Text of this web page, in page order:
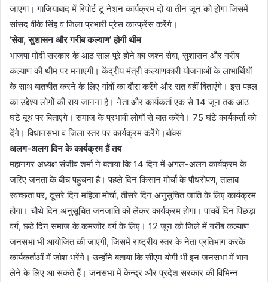
जाएगा। गाजियाबाद में रिपोर्ट टू नेशन कार्यक्रम दो या तीन जून को होगा जिसमें
सांसद वीके सिंह व जिला प्रभारी प्रेस कान्फ्रेंस करेंगे।
‘सेवा, सुशासन और गरीब कल्याण’ होगी थीम
भाजपा मोदी सरकार के आठ साल पूरे होने का जश्न सेवा, सुशासन और गरीब
कल्याण की थीम पर मनाएगी। केंद्रीय मंत्री कल्याणकारी योजनाओं के लाभार्थियों
के साथ बातचीत करने के लिए गांवों का दौरा करेंगे और रात वहीं बिताएंगे। इस पहल
का उद्देश्य लोगों की राय जानना है। नेता और कार्यकर्ता एक से 14 जून तक आठ
घटे बूथ पर बिताएंगे। समाज के प्रभावी लोगों से बात करेंगे। 75 घंटे कार्यकर्ता को
देंगे। विधानसभा व जिला स्तर पर कार्यक्रम करेंगे।बॉक्स
अलग-अलग दिन के कार्यक्रम हैं तय
महानगर अध्यक्ष संजीव शर्मा ने बताया कि 14 दिन में अगल-अलग कार्यक्रम के
जरिए जनता के बीच पहुंचना है। पहले दिन किसान मोर्चा के पौधरोपण, तालाब
स्वच्छता पर, दूसरे दिन महिला मोर्चा, तीसरे दिन अनुसूचित जाति के लिए कार्यक्रम
होगा। चौथे दिन अनुसूचित जनजाति को लेकर कार्यक्रम होगा। पांचवें दिन पिछड़ा
वर्ग, छठे दिन समाज के कमजोर वर्ग के लिए। 12 जून को जिले में गरीब कल्याण
जनसभा भी आयोजित की जाएगी, जिसमें राष्ट्रीय स्तर के नेता प्रतिभाग करके
कार्यकर्ताओं में जोश भरेंगे। उन्होंने बताया कि सीएम योगी भी इन जनसभा में भाग
लेने के लिए आ सकते हैं। जनसभा में केन्द्र और प्रदेश सरकार की विभिन्न